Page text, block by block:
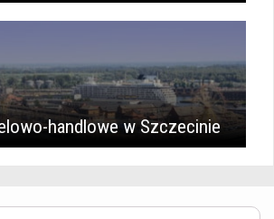
handlowe w Szczecinie